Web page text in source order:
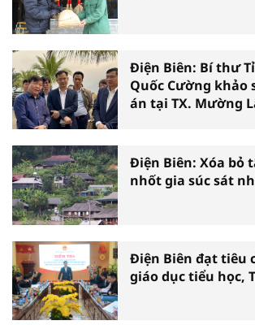
Điện Biên: Bí thư
Quốc Cường khảo
án tại TX. Mường
Điện Biên: Xóa bỏ
nhốt gia súc sát
Điện Biên đạt tiêu
giáo dục tiểu học,